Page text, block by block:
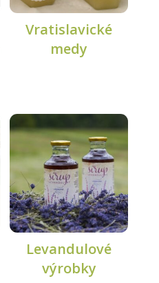
Vratislavické
medy
Levandulové
výrobky